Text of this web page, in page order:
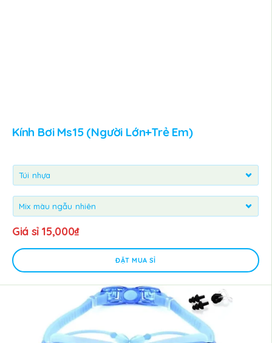
Kính Bơi Ms15 (người Lớn+trẻ Em)
Giá sỉ 15,000₫
ĐẶT MUA SỈ